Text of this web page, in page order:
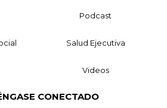
Podcast
Salud Ejecutiva
Videos
CONECTADO